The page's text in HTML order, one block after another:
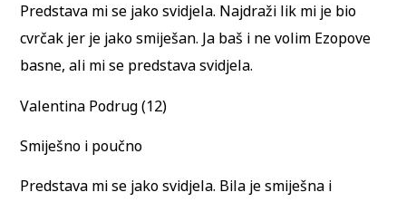
Predstava mi se jako svidjela. Najdraži lik mi je bio
cvrčak jer je jako smiješan. Ja baš i ne volim Ezopove
basne, ali mi se predstava svidjela.
Valentina Podrug (12)
Smiješno i poučno
Predstava mi se jako svidjela. Bila je smiješna i